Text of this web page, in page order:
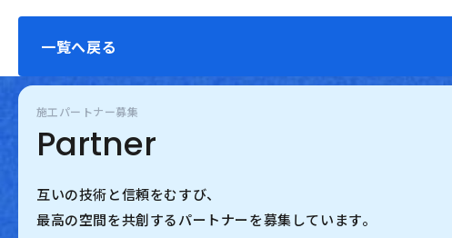
一覧へ戻る
施工パートナー募集
Partner
互いの技術と信頼をむすび、
最高の空間を共創するパートナーを募集しています。